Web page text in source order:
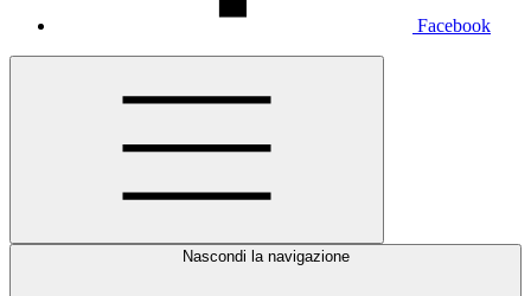
Facebook
Nascondi la navigazione